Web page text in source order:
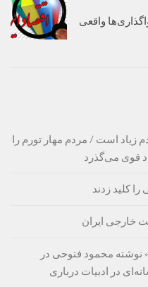
واقعی
است / مردم مهار تورم را
قوی می‌گذرد
کلید زدند
خارجی ایران
نوشته محمود فتوحی در
در ادبیات درباری